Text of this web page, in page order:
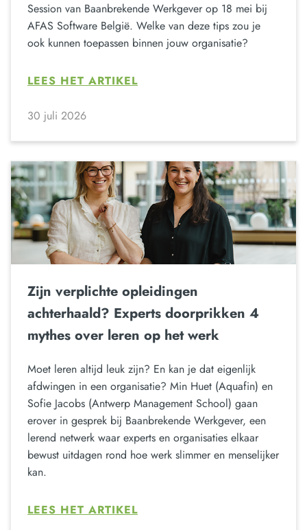
Session van Baanbrekende Werkgever op 18 mei bij
AFAS Software België. Welke van deze tips zou je
ook kunnen toepassen binnen jouw organisatie?
LEES HET ARTIKEL
30 juli 2026
Zijn verplichte opleidingen
achterhaald? Experts doorprikken 4
mythes over leren op het werk
Moet leren altijd leuk zijn? En kan je dat eigenlijk
afdwingen in een organisatie? Min Huet (Aquafin) en
Sofie Jacobs (Antwerp Management School) gaan
erover in gesprek bij Baanbrekende Werkgever, een
lerend netwerk waar experts en organisaties elkaar
bewust uitdagen rond hoe werk slimmer en menselijker
kan.
LEES HET ARTIKEL